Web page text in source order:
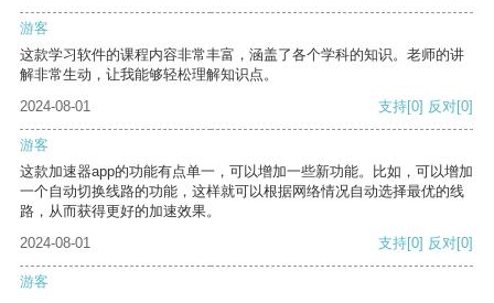
游客
这款学习软件的课程内容非常丰富，涵盖了各个学科的知识。老师的讲
解非常生动，让我能够轻松理解知识点。
2024-08-01
支持[0] 反对[0]
游客
这款加速器app的功能有点单一，可以增加一些新功能。比如，可以增加
一个自动切换线路的功能，这样就可以根据网络情况自动选择最优的线
路，从而获得更好的加速效果。
2024-08-01
支持[0] 反对[0]
游客